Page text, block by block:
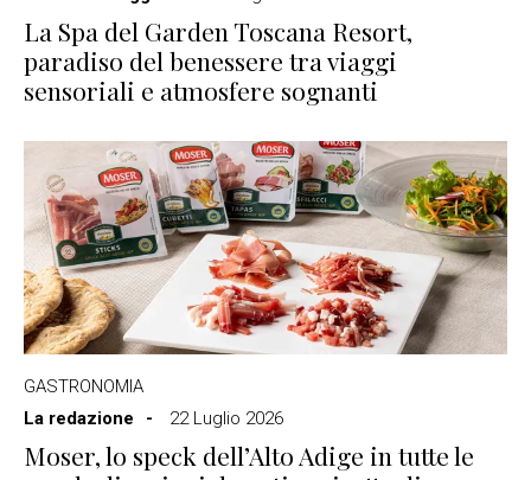
La Spa del Garden Toscana Resort,
paradiso del benessere tra viaggi
sensoriali e atmosfere sognanti
GASTRONOMIA
La redazione
22 Luglio 2026
Moser, lo speck dell’Alto Adige in tutte le